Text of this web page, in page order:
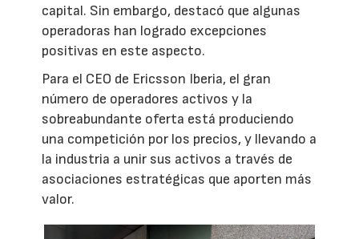
capital. Sin embargo, destacó que algunas
operadoras han logrado excepciones
positivas en este aspecto.
Para el CEO de Ericsson Iberia, el gran
número de operadores activos y la
sobreabundante oferta está produciendo
una competición por los precios, y llevando a
la industria a unir sus activos a través de
asociaciones estratégicas que aporten más
valor.